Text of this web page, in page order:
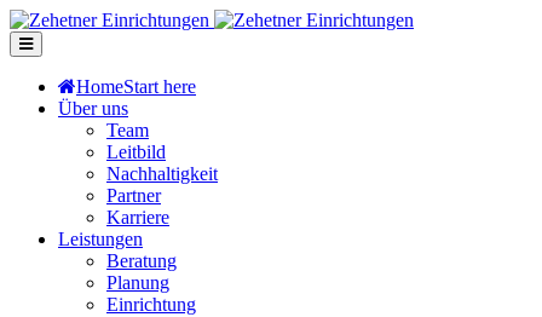
HomeStart here
Über uns
Team
Leitbild
Nachhaltigkeit
Partner
Karriere
Leistungen
Beratung
Planung
Einrichtung